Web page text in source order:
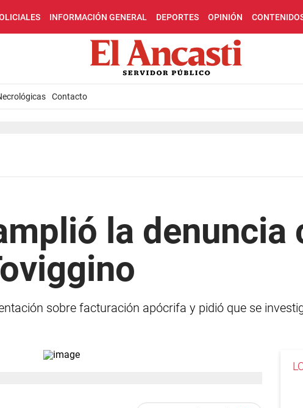
INFORMACIÓN GENERAL DEPORTES OPINIÓN
Contacto
la denuncia
sobre facturación apócrifa y pidió que se